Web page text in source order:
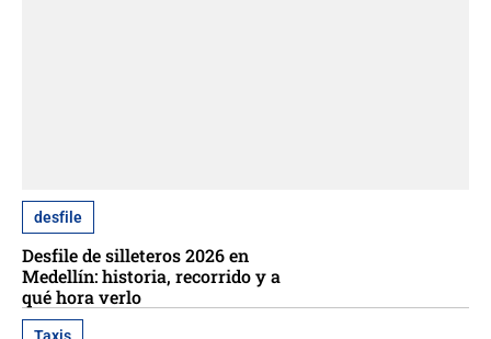
desfile
Desfile de silleteros 2026 en
Medellín: historia, recorrido y a
qué hora verlo
Taxis